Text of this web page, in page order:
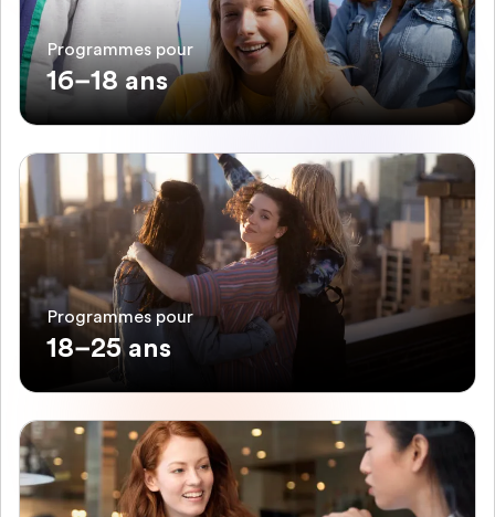
Programmes pour
16–18 ans
Programmes pour
18–25 ans